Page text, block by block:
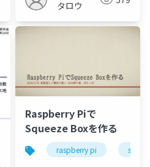
タロウ
Raspberry Piで
Squeeze Boxを作る
raspberry pi